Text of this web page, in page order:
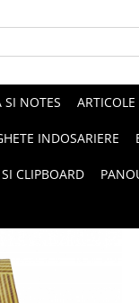
SI NOTES
INDOSARIERE
CLIPBOARD